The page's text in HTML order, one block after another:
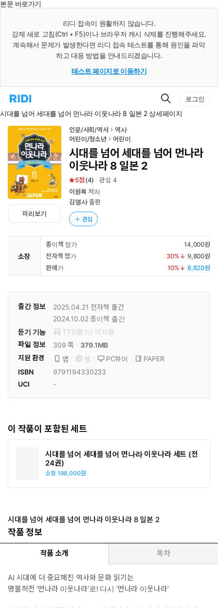
본문 바로가기
리디 접속이 원활하지 않습니다.
강제 새로 고침(Ctrl + F5)이나 브라우저 캐시 삭제를 진행해주세요.
계속해서 문제가 발생한다면 리디 접속 테스트를 통해 원인을 파악
하고 대응 방법을 안내드리겠습니다.
테스트 페이지로 이동하기
리
홈
로
검
색
로그인
시대를 넘어 세대를 넘어 먼나라 이웃나라 8 일본 2 상세페이지
미리보기
인문/사회/역사
역사
어린이/청소년
어린이
시대를 넘어 세대를 넘어 먼나라
이웃나라 8 일본 2
5 (4) 관심 4
이원복저자
김영사출판
관심
소장
종이책 정가
14,000원
전자책 정가
30%↓ 9,800원
판매가
10%↓ 8,820원
출간 정보 2025.04.21 전자책 출간
2024.10.02 종이책 출간
듣기 기능
TTS(듣기) 미 지원
파일 정보
309 쪽
379.1MB
지원 환경
앱 웹 PC뷰어
PAPER
ISBN
9791194330233
UCI
-
이 작품이 포함된 세트
시대를 넘어 세대를 넘어 먼나라 이웃나라 세트 (전
24권)
소장 198,000원
시대를 넘어 세대를 넘어 먼나라 이웃나라 8 일본 2
작품 정보
작품 소개 목차
AI 시대에 더 중요해진 역사와 문화 읽기는
명불허전 ‘먼나라 이웃나라’로! 다시 ‘먼나라 이웃나라’